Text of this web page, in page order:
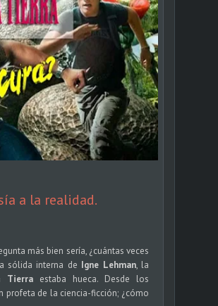
a la realidad.
más bien sería, ¿cuántas veces
sólida interna de Igne Lehman, la
Tierra estaba hueca. Desde los
profeta de la ciencia-ficción; ¿cómo